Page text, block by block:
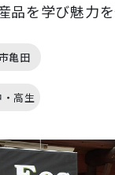
品を学び魅力
亀田
高生